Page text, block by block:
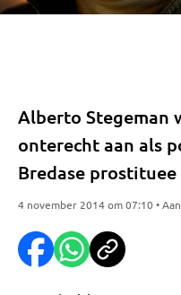
Alberto Stegeman
onterecht aan als
Bredase prostituee
4 november 2014 om 07:10 •